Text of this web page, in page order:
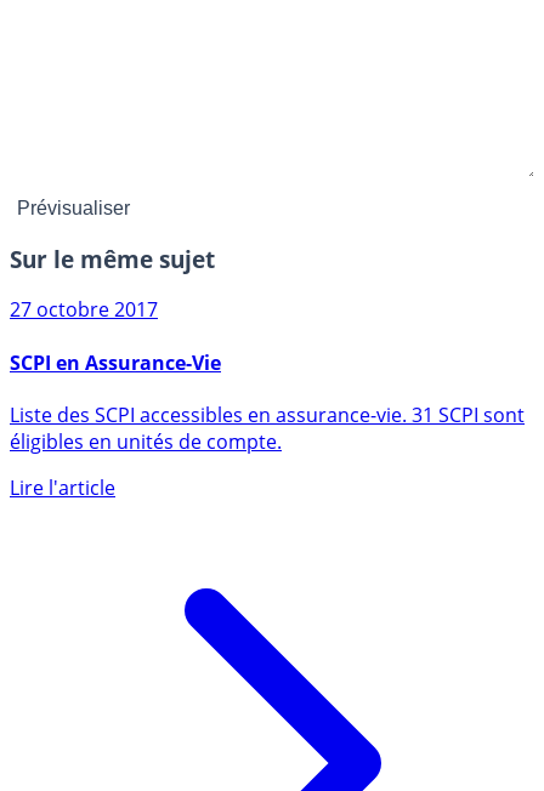
Sur le même sujet
27 octobre 2017
SCPI en Assurance-Vie
éligibles en unités de compte.